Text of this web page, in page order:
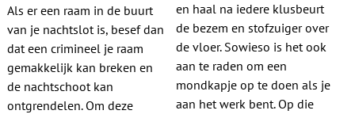
Als er een raam in de buurt
van je nachtslot is, besef dan
dat een crimineel je raam
gemakkelijk kan breken en
de nachtschoot kan
ontgrendelen. Om deze
en haal na iedere klusbeurt
de bezem en stofzuiger over
de vloer. Sowieso is het ook
aan te raden om een
mondkapje op te doen als je
aan het werk bent. Op die